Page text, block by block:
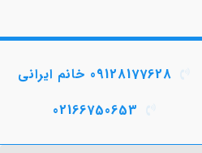
09128177628 خانم ایرانی
02166750653